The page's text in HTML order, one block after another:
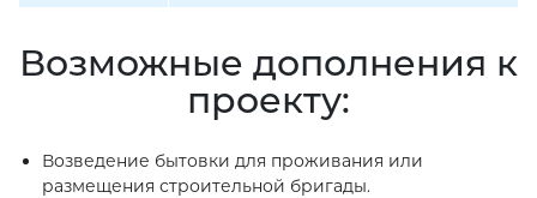
Возможные дополнения к
проекту:
Возведение бытовки для проживания или
размещения строительной бригады.